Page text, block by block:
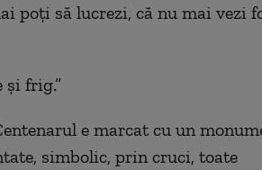
poţi să lucrezi, că nu mai vezi
şi frig.”
e marcat cu un
simbolic, prin cruci, toate